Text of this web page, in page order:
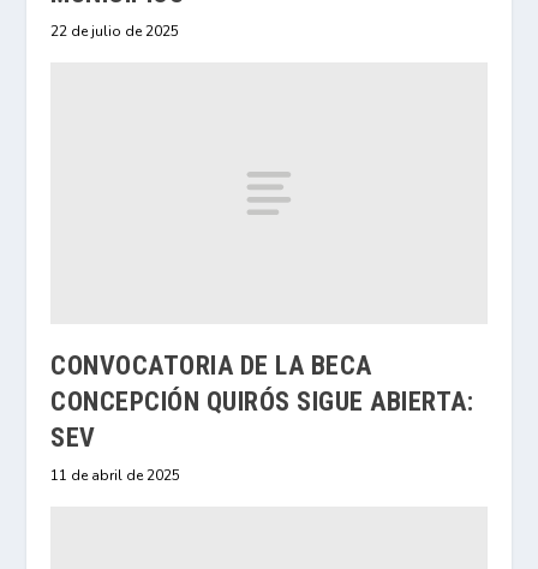
22 de julio de 2025
CONVOCATORIA DE LA BECA
CONCEPCIÓN QUIRÓS SIGUE ABIERTA:
SEV
11 de abril de 2025